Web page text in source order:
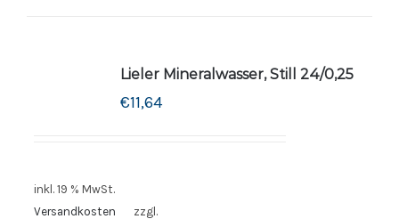
Lieler Mineralwasser, Still 24/0,25
€11,64
inkl. 19 % MwSt.
zzgl.
Versandkosten